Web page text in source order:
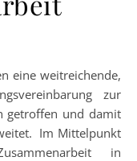
zur
getroffen und damit
Im Mittelpunkt
in